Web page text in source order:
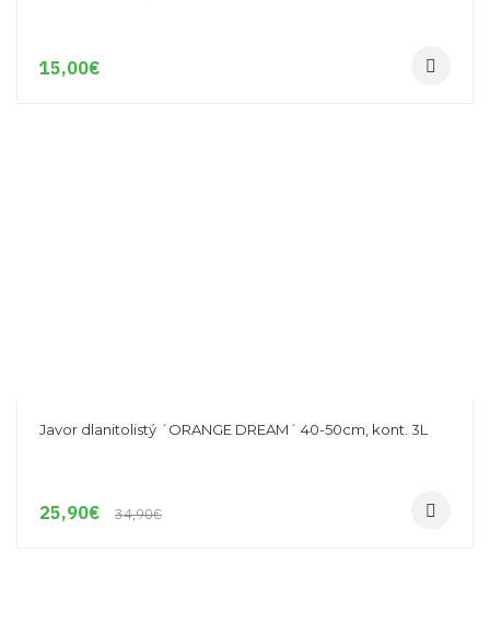
15,00€
Javor dlanitolistý ´ORANGE DREAM´ 40-50cm, kont. 3L
25,90€ 34,90€